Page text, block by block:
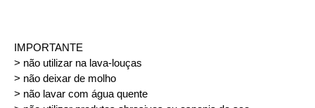
IMPORTANTE
> não utilizar na lava-louças
> não deixar de molho
> não lavar com água quente